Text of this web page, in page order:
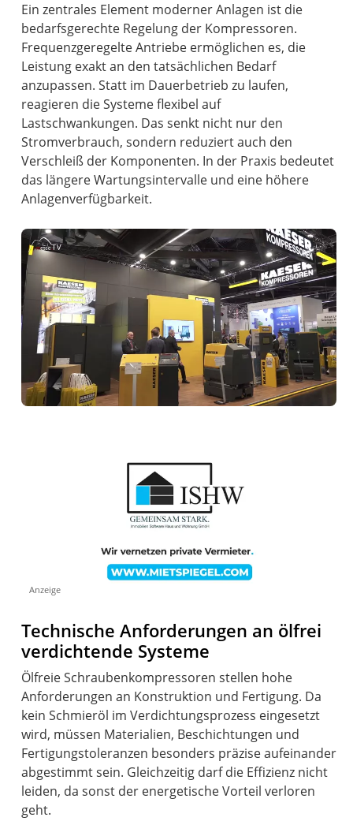
Ein zentrales Element moderner Anlagen ist die
bedarfsgerechte Regelung der Kompressoren.
Frequenzgeregelte Antriebe ermöglichen es, die
Leistung exakt an den tatsächlichen Bedarf
anzupassen. Statt im Dauerbetrieb zu laufen,
reagieren die Systeme flexibel auf
Lastschwankungen. Das senkt nicht nur den
Stromverbrauch, sondern reduziert auch den
Verschleiß der Komponenten. In der Praxis bedeutet
das längere Wartungsintervalle und eine höhere
Anlagenverfügbarkeit.
Anzeige
Technische Anforderungen an ölfrei
verdichtende Systeme
Ölfreie Schraubenkompressoren stellen hohe
Anforderungen an Konstruktion und Fertigung. Da
kein Schmieröl im Verdichtungsprozess eingesetzt
wird, müssen Materialien, Beschichtungen und
Fertigungstoleranzen besonders präzise aufeinander
abgestimmt sein. Gleichzeitig darf die Effizienz nicht
leiden, da sonst der energetische Vorteil verloren
geht.